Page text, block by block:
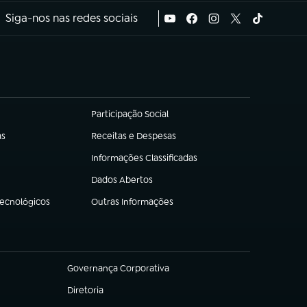
Siga-nos nas redes sociais
Participação Social
(abre em nova aba)
Receitas e Despesas
(abre em nova aba)
Informações Classificadas
(abre em nova aba)
Dados Abertos
(abre em nova aba)
Outras Informações
(abre em nova aba)
Governança Corporativa
(abre em nova aba)
Diretoria
(abre em nova aba)